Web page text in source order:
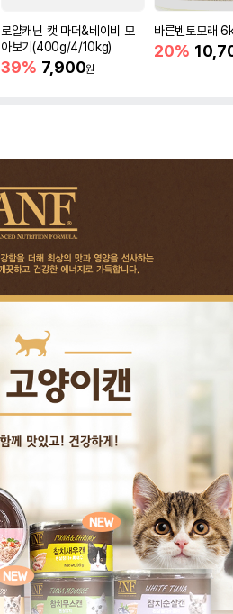
로얄캐닌 캣 마더&베이비 모
아보기(400g/4/10kg)
39% 7,900원
바른벤토모래
20%